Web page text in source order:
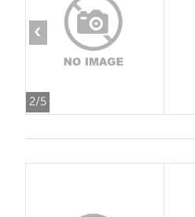
2/5
‹